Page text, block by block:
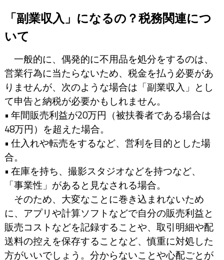
「副業収入」になるの？税務関連につ
いて
一般的に、偶発的に不用品を処分をするのは、
営業行為に当たらないため、税金を払う必要があ
りませんが、次のような場合は「副業収入」とし
て申告と納税が必要かもしれません。
• 年間販売利益が20万円（被扶養者である場合は
48万円）を超えた場合。
• 仕入れや転売をするなど、営利を目的とした場
合。
• 在庫を持ち、撮影スタジオなどを持つなど、
「事業性」があると見なされる場合。
そのため、大変なことに巻き込まれないため
に、アプリや計算ソフトなどで自分の販売利益と
販売コストなどを記録することや、取引明細や配
送料の控えを保存することなど、慎重に対処した
方がいいでしょう。分からないことや心配ごとが